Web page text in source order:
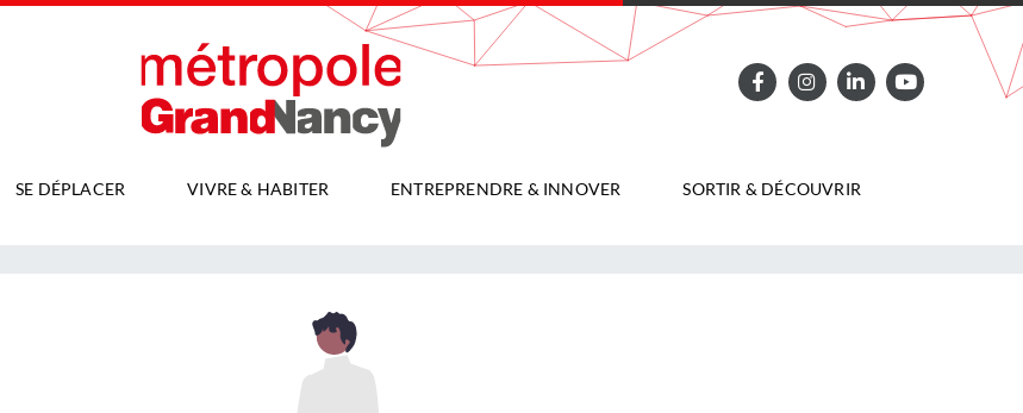
SE DÉPLACER VIVRE & HABITER ENTREPRENDRE & INNOVER SORTIR & DÉCOUVRIR